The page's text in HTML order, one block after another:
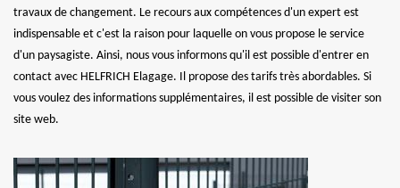
travaux de changement. Le recours aux compétences d'un expert est
indispensable et c'est la raison pour laquelle on vous propose le service
d'un paysagiste. Ainsi, nous vous informons qu'il est possible d'entrer en
contact avec HELFRICH Elagage. Il propose des tarifs très abordables. Si
vous voulez des informations supplémentaires, il est possible de visiter son
site web.